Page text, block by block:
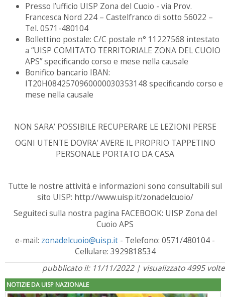
Presso l’ufficio UISP Zona del Cuoio - via Prov.
Francesca Nord 224 – Castelfranco di sotto 56022 –
Tel. 0571-480104
Bollettino postale: C/C postale n° 11227568 intestato
a “UISP COMITATO TERRITORIALE ZONA DEL CUOIO
APS” specificando corso e mese nella causale
Bonifico bancario IBAN:
IT20H0842570960000030353148 specificando corso e
mese nella causale
NON SARA’ POSSIBILE RECUPERARE LE LEZIONI PERSE
OGNI UTENTE DOVRA’ AVERE IL PROPRIO TAPPETINO
PERSONALE PORTATO DA CASA
Tutte le nostre attività e informazioni sono consultabili sul
sito UISP: http://www.uisp.it/zonadelcuoio/
Seguiteci sulla nostra pagina FACEBOOK: UISP Zona del
Cuoio APS
e-mail: zonadelcuoio@uisp.it - Telefono: 0571/480104 -
Cellulare: 3929818534
pubblicato il: 11/11/2022 | visualizzato 4995 volte
NOTIZIE DA UISP NAZIONALE